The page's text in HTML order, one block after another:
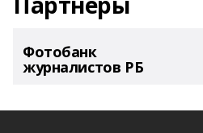
Фотобанк
журналистов РБ